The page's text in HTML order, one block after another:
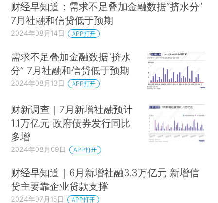
财经早知道：需求不足叠加金融数据“挤水分”
7月社融和信贷低于预期
2024年08月14日 APP打开
需求不足叠加金融数据“挤水
分” 7月社融和信贷低于预期
2024年08月13日 APP打开
财新调查｜7月新增社融预计
1.1万亿元 政府债券发行同比
多增
2024年08月09日 APP打开
财经早知道｜6月新增社融3.3万亿元 新增信
贷主要靠企业贷款支撑
2024年07月15日 APP打开